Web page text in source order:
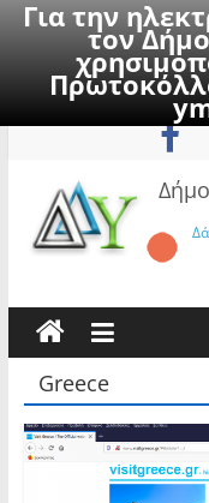
Για την
τον
to
Greece